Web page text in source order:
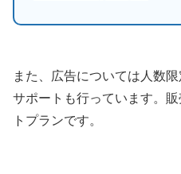
また、広告については人数
サポートも行っています。
トプランです。